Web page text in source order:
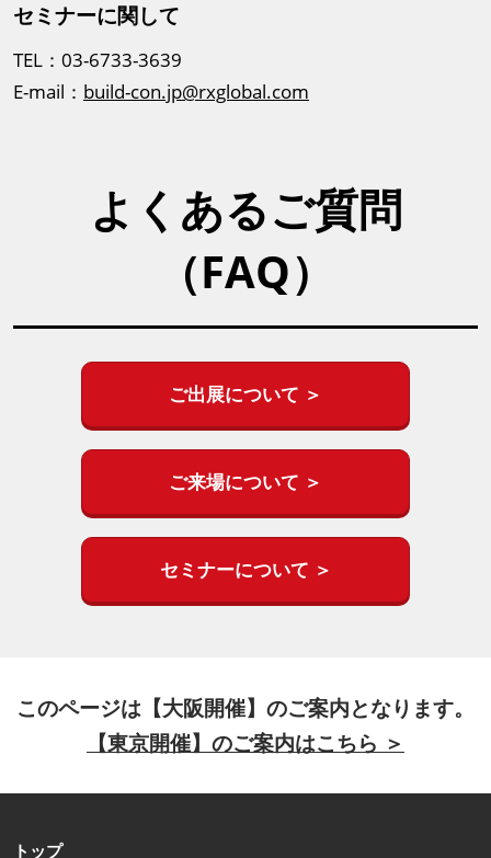
セミナーに関して
TEL：03-6733-3639
E-mail： build-con.jp@rxglobal.com
よくあるご質問
（FAQ）
ご出展について ＞
ご来場について ＞
セミナーについて ＞
このページは【大阪開催】のご案内となります。
【東京開催】のご案内はこちら ＞
トップ